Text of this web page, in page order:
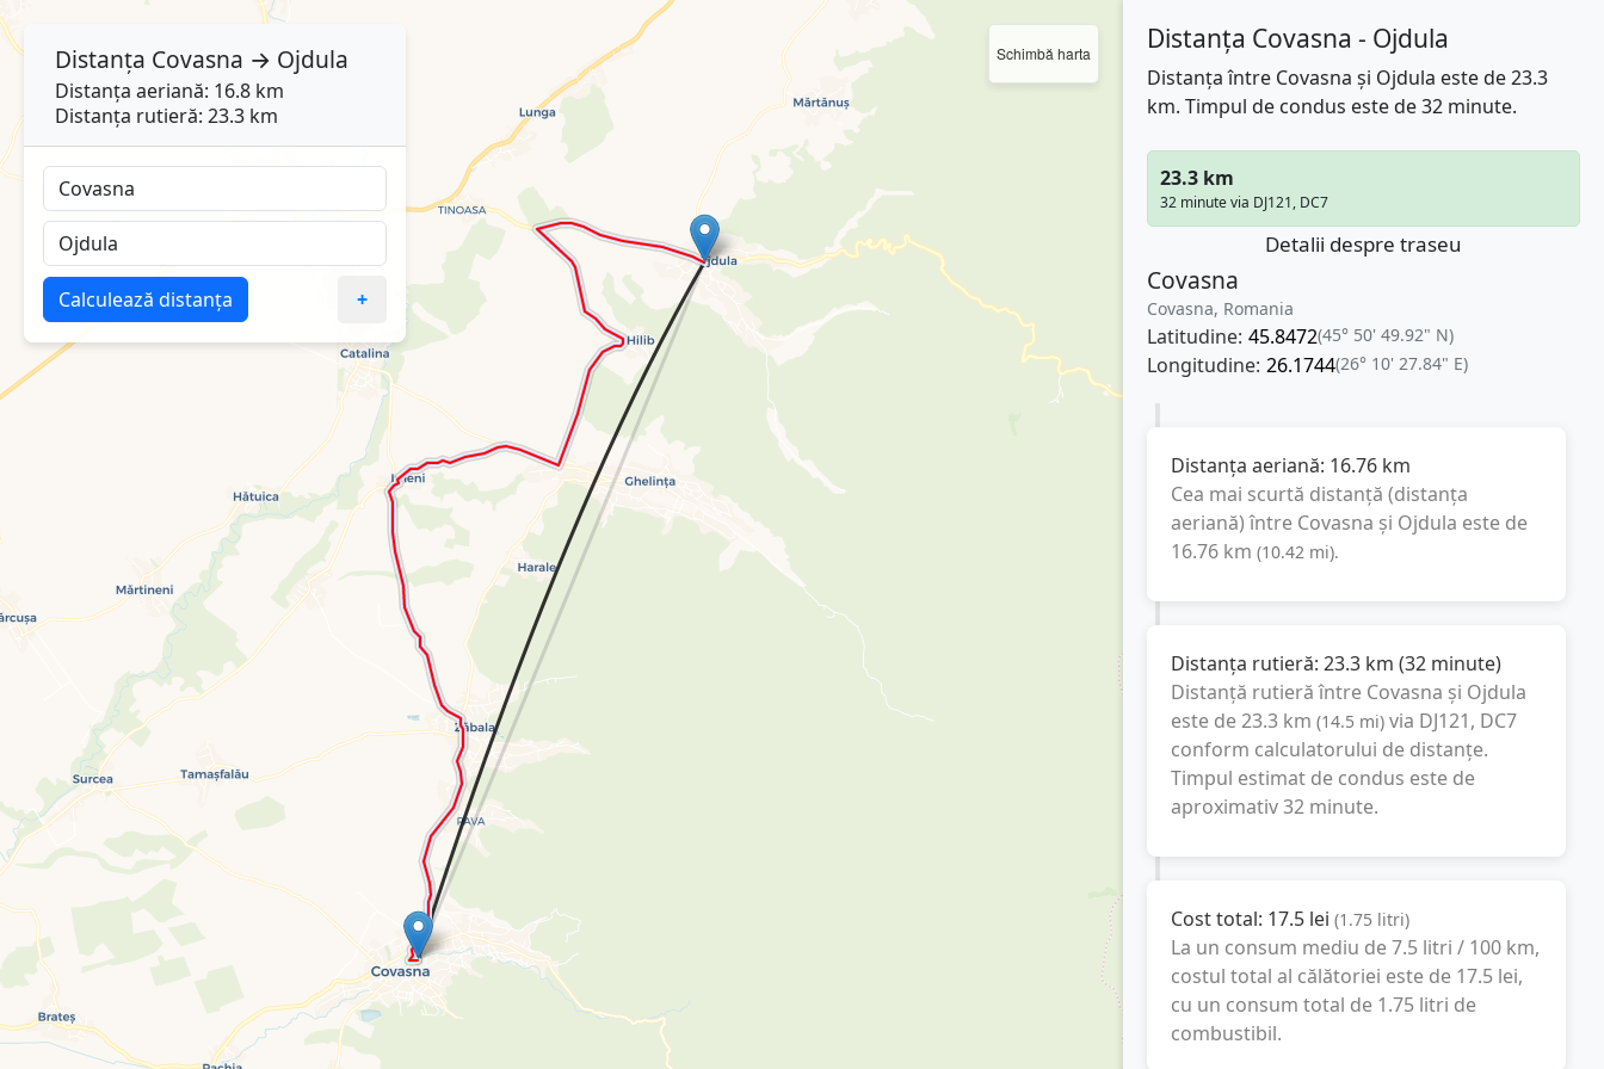
Schimbă harta Distanța Covasna - Ojdula
Distanța între Covasna și Ojdula este de 23.3
km. Timpul de condus este de 32 minute.
23.3 km
32 minute via DJ121, DC7
Detalii despre traseu
Covasna
Covasna, Romania
Latitudine: 45.8472(45° 50' 49.92" N)
Longitudine: 26.1744(26° 10' 27.84" E)
Distanța aeriană: 16.76 km
Cea mai scurtă distanță (distanța
aeriană) între Covasna și Ojdula este de
16.76 km (10.42 mi).
Distanța rutieră: 23.3 km (32 minute)
Distanță rutieră între Covasna și Ojdula
este de23.3 km (14.5 mi) via DJ121, DC7
conform calculatorului de distanțe.
Timpul estimat de condus este de
aproximativ32 minute.
Cost total: 17.5 lei (1.75 litri)
La un consum mediu de7.5 litri / 100 km,
costul total al călătoriei este de 17.5 lei,
cu un consum total de 1.75 litri de
combustibil.
Distanța Covasna → Ojdula
Distanța aeriană: 16.8 km
Distanța rutieră: 23.3 km
Calculează distanța +